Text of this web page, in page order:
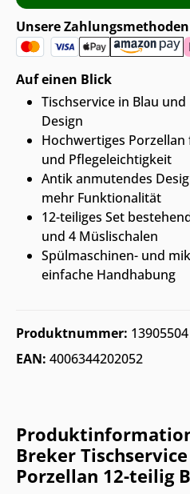
Unsere Zahlungsmethoden
Auf einen Blick
Tischservice in Blau
Design
Hochwertiges
und Pflegeleichtigkeit
Antik anmutendes
mehr Funktionalität
12-teiliges Set
und 4 Müslischalen
Spülmaschinen- und
einfache Handhabung
Produktnummer: 13905504
EAN: 4006344202052
Breker
Porzellan 12-teilig